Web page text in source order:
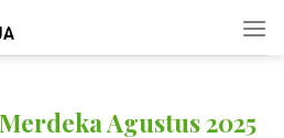
Agustus 2025